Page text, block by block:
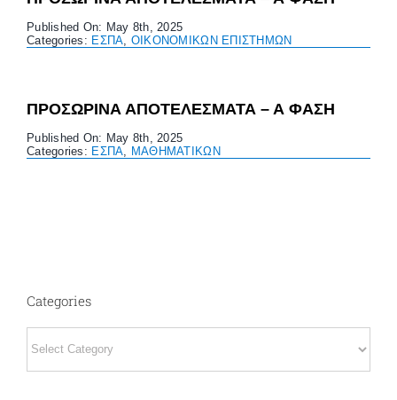
Published On: May 8th, 2025
Categories: ΕΣΠΑ ΟΙΚΟΝΟΜΙΚΩΝ ΕΠΙΣΤΗΜΩΝ
ΠΡΟΣΩΡΙΝΑ ΑΠΟΤΕΛΕΣΜΑΤΑ – Α ΦΑΣΗ
Published On: May 8th, 2025
Categories: ΕΣΠΑ ΜΑΘΗΜΑΤΙΚΩΝ
Categories